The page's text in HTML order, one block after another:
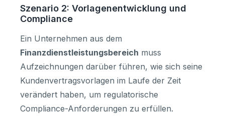
Szenario 2: Vorlagenentwicklung und
Compliance
Ein Unternehmen aus dem
Finanzdienstleistungsbereich muss
Aufzeichnungen darüber führen, wie sich seine
Kundenvertragsvorlagen im Laufe der Zeit
verändert haben, um regulatorische
Compliance-Anforderungen zu erfüllen.